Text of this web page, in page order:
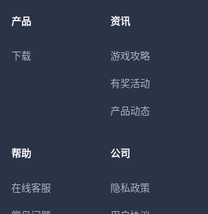
产品
下载
资讯
游戏攻略
有奖活动
产品动态
帮助
在线客服
公司
隐私政策